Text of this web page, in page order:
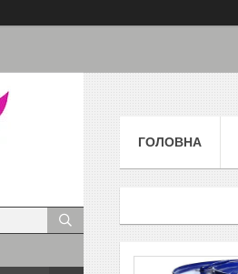
ГОЛОВНА